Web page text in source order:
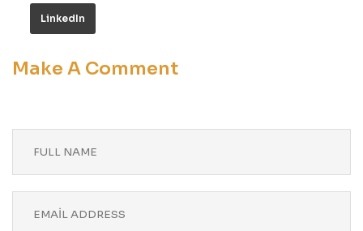
LinkedIn
Make A Comment